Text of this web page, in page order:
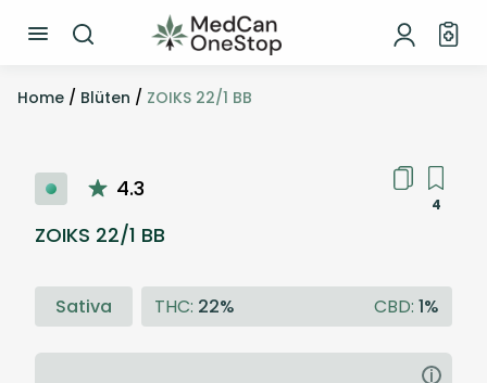
Home / Blüten / ZOIKS 22/1 BB
4.3
4
ZOIKS 22/1 BB
Sativa THC: 22% CBD: 1%
i